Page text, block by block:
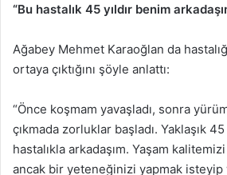
“Bu hastalık 45 yıldır benim
Ağabey Mehmet Karaoğlan da
ortaya çıktığını şöyle anlattı:
“Önce koşmam yavaşladı, sonra
çıkmada zorluklar başladı. Yaklaşık 45
hastalıkla arkadaşım. Yaşam
ancak bir yeteneğinizi yapmak isteyip